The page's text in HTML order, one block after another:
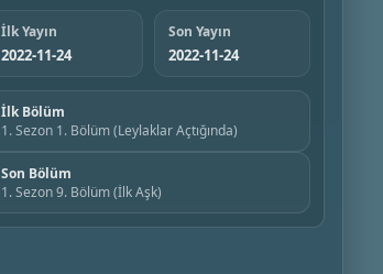
İlk Yayın
2022-11-24
Son Yayın
2022-11-24
İlk Bölüm
1. Sezon 1. Bölüm (Leylaklar Açtığında)
Son Bölüm
1. Sezon 9. Bölüm (İlk Aşk)